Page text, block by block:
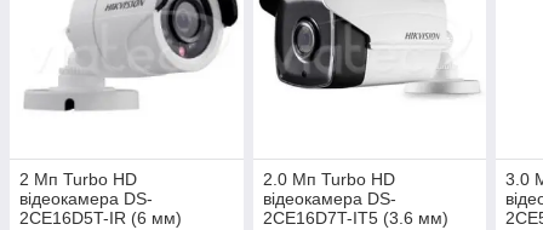
2 Мп Turbo HD
відеокамера DS-
2CE16D5T-IR (6 мм)
2.0 Мп Turbo HD
відеокамера DS-
2CE16D7T-IT5 (3.6 мм)
3.0